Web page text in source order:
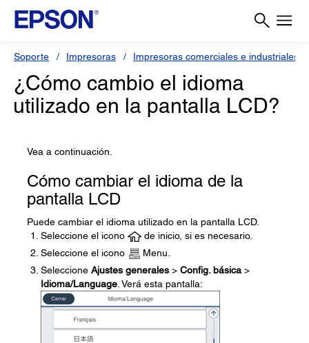
Soporte Impresoras Impresoras comerciales e industriales
¿Cómo cambio el idioma
utilizado en la pantalla LCD?
Vea a continuación.
Cómo cambiar el idioma de la
pantalla LCD
Puede cambiar el idioma utilizado en la pantalla LCD.
Seleccione el icono
de inicio, si es necesario.
Seleccione el icono
Menu.
Seleccione Ajustes generales > Config. básica >
Idioma/Language. Verá esta pantalla: